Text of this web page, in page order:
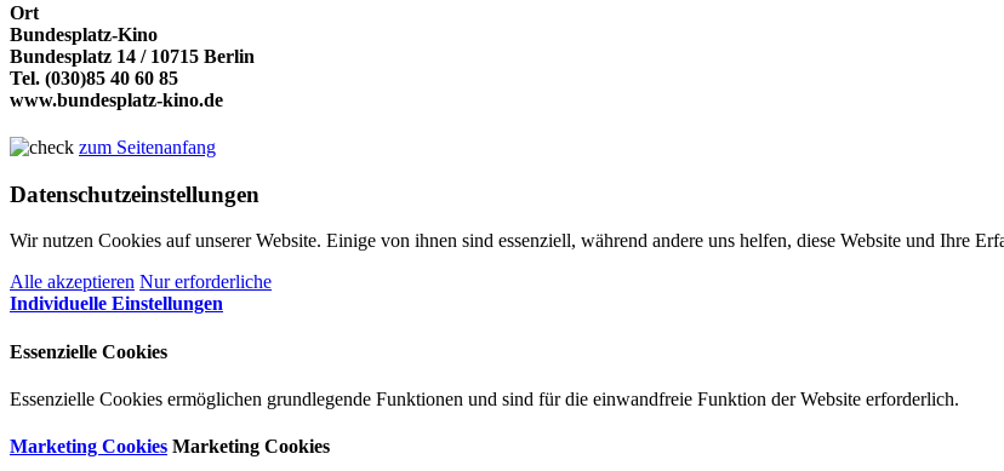
Ort
Bundesplatz-Kino
Bundesplatz 14 /10715 Berlin
Tel. (030)85 40 60 85
www.bundesplatz-kino.de
zum Seitenanfang
Datenschutzeinstellungen
Wir nutzen Cookies auf unserer Website. Einige von ihnen sind essenziell, während andere uns helfen, diese Website und Ihre
Alle akzeptieren Nur erforderliche
Individuelle Einstellungen
Essenzielle Cookies
Essenzielle Cookies ermöglichen grundlegende Funktionen und sind für die einwandfreie Funktion der Website erforderlich.
Marketing Cookies Marketing Cookies